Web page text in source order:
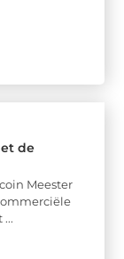
de
Meester